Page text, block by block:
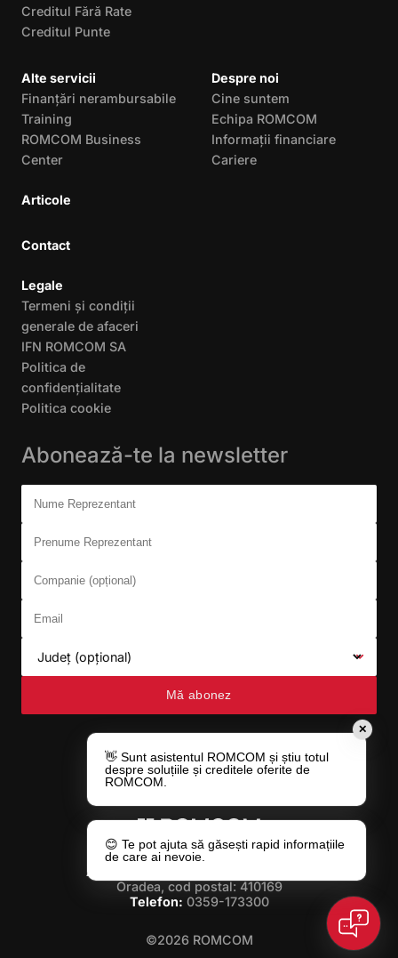
Creditul Fără Rate
Creditul Punte
Alte servicii
Finanțări nerambursabile
Training
ROMCOM Business
Center
Articole
Despre noi
Cine suntem
Echipa ROMCOM
Informații financiare
Cariere
Contact
Legale
Termeni și condiții
generale de afaceri
IFN ROMCOM SA
Politica de
confidențialitate
Politica cookie
Abonează-te la newsletter
Don't fill this out:
Nume Reprezentant
Prenume Reprezentant
Companie (opțional)
Email
Județ (opțional)
Mă abonez
Adresa:
Oradea, cod postal: 410169
Telefon: 0359-173300
©2026 ROMCOM
✕
👋 Sunt asistentul ROMCOM și știu totul
despre soluțiile și creditele oferite de
ROMCOM.
😊 Te pot ajuta să găsești rapid informațiile
de care ai nevoie.